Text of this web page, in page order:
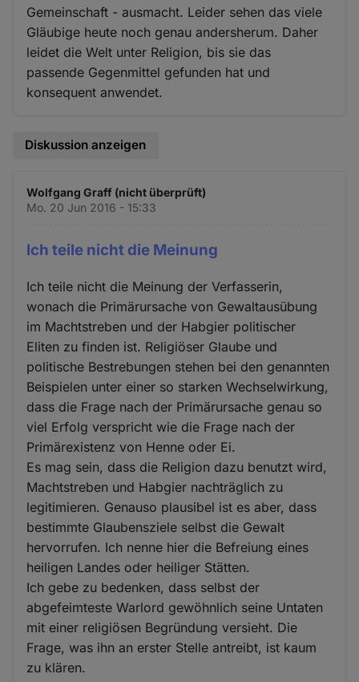
Gemeinschaft - ausmacht. Leider sehen das viele
Gläubige heute noch genau andersherum. Daher
leidet die Welt unter Religion, bis sie das
passende Gegenmittel gefunden hat und
konsequent anwendet.
Diskussion anzeigen
Wolfgang Graff (nicht überprüft)
Mo. 20 Jun 2016 - 15:33
Ich teile nicht die Meinung
Ich teile nicht die Meinung der Verfasserin,
wonach die Primärursache von Gewaltausübung
im Machtstreben und der Habgier politischer
Eliten zu finden ist. Religiöser Glaube und
politische Bestrebungen stehen bei den genannten
Beispielen unter einer so starken Wechselwirkung,
dass die Frage nach der Primärursache genau so
viel Erfolg verspricht wie die Frage nach der
Primärexistenz von Henne oder Ei.
Es mag sein, dass die Religion dazu benutzt wird,
Machtstreben und Habgier nachträglich zu
legitimieren. Genauso plausibel ist es aber, dass
bestimmte Glaubensziele selbst die Gewalt
hervorrufen. Ich nenne hier die Befreiung eines
heiligen Landes oder heiliger Stätten.
Ich gebe zu bedenken, dass selbst der
abgefeimteste Warlord gewöhnlich seine Untaten
mit einer religiösen Begründung versieht. Die
Frage, was ihn an erster Stelle antreibt, ist kaum
zu klären.